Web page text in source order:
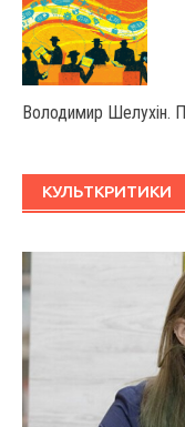
Володимир Шелухін.
КУЛЬТКРИТИКИ